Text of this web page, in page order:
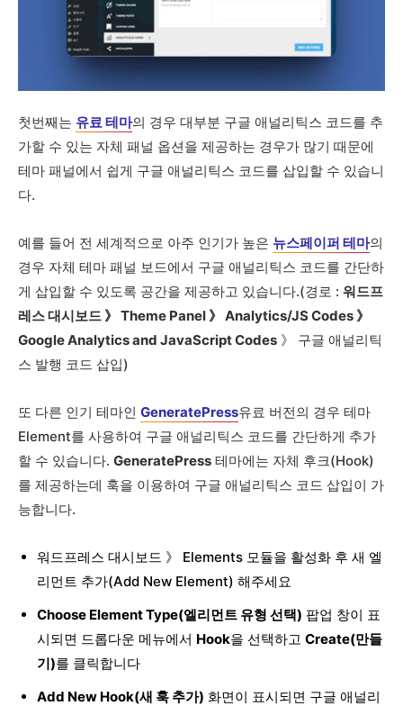
첫번째는 유료 테마의 경우 대부분 구글 애널리틱스 코드를 추
가할 수 있는 자체 패널 옵션을 제공하는 경우가 많기 때문에
테마 패널에서 쉽게 구글 애널리틱스 코드를 삽입할 수 있습니
다.
예를 들어 전 세계적으로 아주 인기가 높은 뉴스페이퍼 테마의
경우 자체 테마 패널 보드에서 구글 애널리틱스 코드를 간단하
게 삽입할 수 있도록 공간을 제공하고 있습니다.(경로 : 워드프
레스 대시보드 》 Theme Panel 》 Analytics/JS Codes 》
Google Analytics and JavaScript Codes 》 구글 애널리틱
스 발행 코드 삽입)
또 다른 인기 테마인 GeneratePress유료 버전의 경우 테마
Element를 사용하여 구글 애널리틱스 코드를 간단하게 추가
할 수 있습니다. GeneratePress 테마에는 자체 후크(Hook)
를 제공하는데 훅을 이용하여 구글 애널리틱스 코드 삽입이 가
능합니다.
워드프레스 대시보드 》 Elements 모듈을 활성화 후 새 엘
리먼트 추가(Add New Element) 해주세요
Choose Element Type(엘리먼트 유형 선택) 팝업 창이 표
시되면 드롭다운 메뉴에서 Hook을 선택하고 Create(만들
기)를 클릭합니다
Add New Hook(새 훅 추가) 화면이 표시되면 구글 애널리